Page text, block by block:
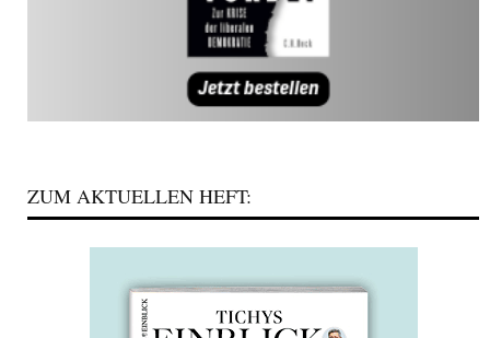
ZUM AKTUELLEN HEFT: